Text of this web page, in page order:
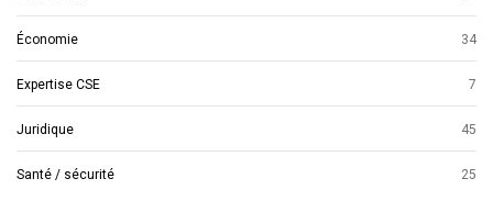
Économie 34
Expertise CSE 7
Juridique 45
Santé / sécurité 25